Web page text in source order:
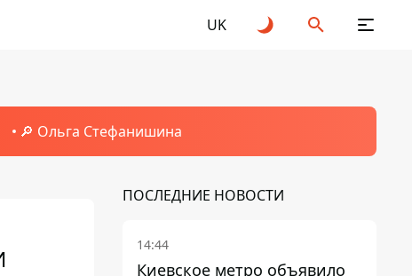
UK
🔎 Ольга Стефанишина
ПОСЛЕДНИЕ НОВОСТИ
14:44
Киевское метро объявило